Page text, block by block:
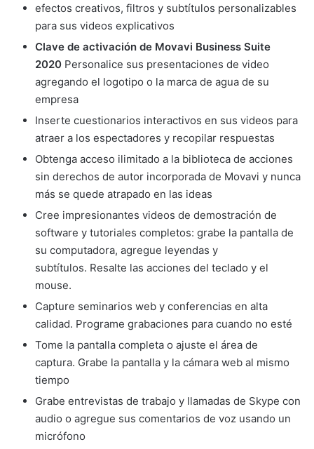
efectos creativos, filtros y subtítulos personalizables
para sus videos explicativos
Clave de activación de Movavi Business Suite
2020 Personalice sus presentaciones de video
agregando el logotipo o la marca de agua de su
empresa
Inserte cuestionarios interactivos en sus videos para
atraer a los espectadores y recopilar respuestas
Obtenga acceso ilimitado a la biblioteca de acciones
sin derechos de autor incorporada de Movavi y nunca
más se quede atrapado en las ideas
Cree impresionantes videos de demostración de
software y tutoriales completos: grabe la pantalla de
su computadora, agregue leyendas y
subtítulos. Resalte las acciones del teclado y el
mouse.
Capture seminarios web y conferencias en alta
calidad. Programe grabaciones para cuando no esté
Tome la pantalla completa o ajuste el área de
captura. Grabe la pantalla y la cámara web al mismo
tiempo
Grabe entrevistas de trabajo y llamadas de Skype con
audio o agregue sus comentarios de voz usando un
micrófono